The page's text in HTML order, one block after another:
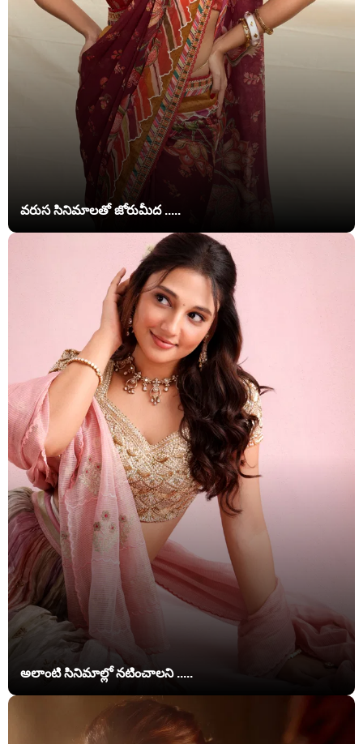
వరుస సినిమాలతో జోరుమీద .....
అలాంటి సినిమాల్లో నటించాలని .....